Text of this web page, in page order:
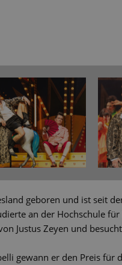
geboren und ist seit
an der Hochschule
Justus Zeyen und
gewann er den Preis